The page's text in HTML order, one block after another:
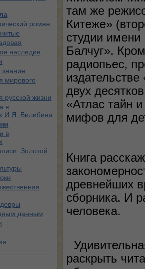
роман
наследие
знание
мирового
русской жизни
в
И.Я. Билибина
в
Золотой
данным
там же
Китеже»
студии имени
Балчуг».
радиопьес,
двух
«Атлас тайн
мифов для
Книга
древнейших
сборника. И
человека.
раскрыть